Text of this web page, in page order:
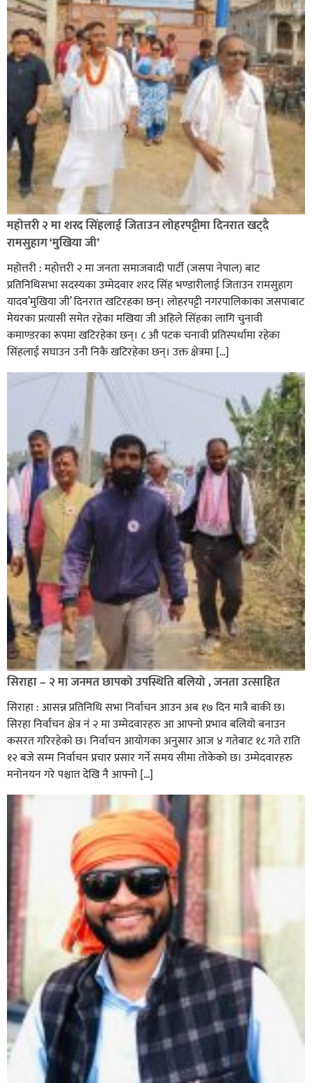
सिराहा-२ मा संजय यादव भिड्ने !
रक्तदान सेवामा जिल्लामै दोस्रो स्थान ल्याएकोमा जनमत नेताद्वय
रेडक्रस सिराहा द्वारा सम्मानित
सिराहाको औरहीमा जेन-जी भेला सम्पन्न
महोत्तरी २ मा शरद सिंहलाई जिताउन लोहरपट्टीमा दिनरात खट्दै
रामसुहाग ‘मुखिया जी’
महोत्तरी : महोत्तरी २ मा जनता समाजवादी पार्टी (जसपा नेपाल) बाट
प्रतिनिधिसभा सदस्यका उम्मेदवार शरद सिंह भण्डारीलाई जिताउन रामसुहाग
यादव’मुखिया जी’ दिनरात खटिरहका छन्। लोहरपट्टी नगरपालिकाका जसपाबाट
मेयरका प्रत्यासी समेत रहेका मखिया जी अहिले सिंहका लागि चुनावी
कमाण्डरका रूपमा खटिरहेका छन्। ८ औ पटक चनावी प्रतिस्पर्धामा रहेका
सिंहलाई सघाउन उनी निकै खटिरहेका छन्। उक्त क्षेत्रमा […]
सिराहा – २ मा जनमत छापको उपस्थिति बलियो , जनता उत्साहित
सिराहा : आसन्न प्रतिनिधि सभा निर्वाचन आउन अब १७ दिन मात्रै बाकी छ।
सिरहा निर्वाचन क्षेत्र नं २ मा उम्मेदवारहरु आ आफ्नो प्रभाव बलियो बनाउन
कसरत गरिरहेको छ। निर्वाचन आयोगका अनुसार आज ४ गतेबाट १८ गते राति
१२ बजे सम्म निर्वाचन प्रचार प्रसार गर्ने समय सीमा तोकेको छ। उम्मेदवारहरु
मनोनयन गरे पश्चात देखि नै आफ्नो […]